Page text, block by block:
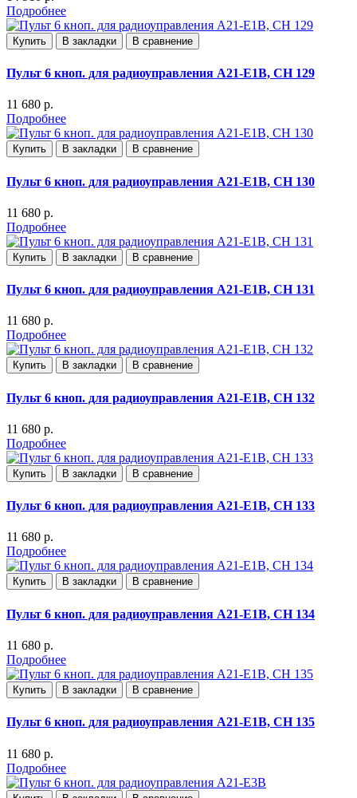
Подробнее
Купить В закладки В сравнение
Пульт 6 кноп. для радиоуправления А21-E1B, СН 129
11 680 р.
Подробнее
Купить В закладки В сравнение
Пульт 6 кноп. для радиоуправления А21-E1B, СН 130
11 680 р.
Подробнее
Купить В закладки В сравнение
Пульт 6 кноп. для радиоуправления А21-E1B, СН 131
11 680 р.
Подробнее
Купить В закладки В сравнение
Пульт 6 кноп. для радиоуправления А21-E1B, СН 132
11 680 р.
Подробнее
Купить В закладки В сравнение
Пульт 6 кноп. для радиоуправления А21-E1B, СН 133
11 680 р.
Подробнее
Купить В закладки В сравнение
Пульт 6 кноп. для радиоуправления А21-E1B, СН 134
11 680 р.
Подробнее
Купить В закладки В сравнение
Пульт 6 кноп. для радиоуправления А21-E1B, СН 135
11 680 р.
Подробнее